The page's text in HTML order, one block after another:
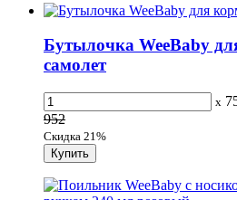
Бутылочка WeeBaby
самолет
x
952
Скидка 21%